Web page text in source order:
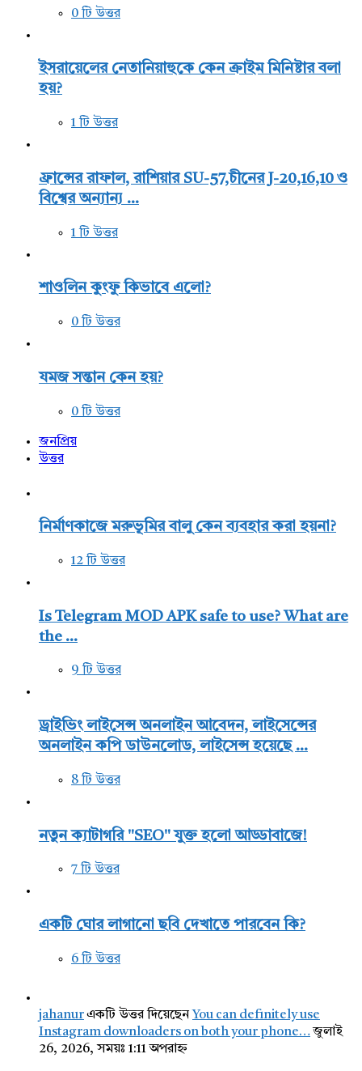
0 টি উত্তর
ইসরায়েলের নেতানিয়াহুকে কেন ক্রাইম মিনিষ্টার বলা
হয়?
1 টি উত্তর
ফ্রান্সের রাফাল, রাশিয়ার SU-57,চীনের J-20,16,10 ও
বিশ্বের অন্যান্য ...
1 টি উত্তর
শাওলিন কুংফু কিভাবে এলো?
0 টি উত্তর
যমজ সন্তান কেন হয়?
0 টি উত্তর
জনপ্রিয়
উত্তর
নির্মাণকাজে মরুভূমির বালু কেন ব্যবহার করা হয়না?
12 টি উত্তর
Is Telegram MOD APK safe to use? What are
the ...
9 টি উত্তর
ড্রাইভিং লাইসেন্স অনলাইন আবেদন, লাইসেন্সের
অনলাইন কপি ডাউনলোড, লাইসেন্স হয়েছে ...
8 টি উত্তর
নতুন ক্যাটাগরি "SEO" যুক্ত হলো আড্ডাবাজে!
7 টি উত্তর
একটি ঘোর লাগানো ছবি দেখাতে পারবেন কি?
6 টি উত্তর
jahanurএকটি উত্তর দিয়েছেন You can definitely use
Instagram downloaders on both your phone… জুলাই
26, 2026, সময়ঃ 1:11 অপরাহ্ন